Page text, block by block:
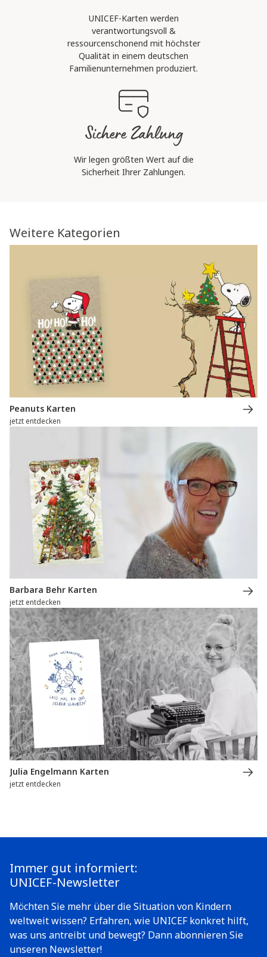
UNICEF-Karten werden
verantwortungsvoll &
ressourcenschonend mit höchster
Qualität in einem deutschen
Familienunternehmen produziert.
Sichere Zahlung
Wir legen größten Wert auf die
Sicherheit Ihrer Zahlungen.
Weitere Kategorien
Peanuts Karten
jetzt entdecken
Barbara Behr Karten
jetzt entdecken
Julia Engelmann Karten
jetzt entdecken
Immer gut informiert:
UNICEF-Newsletter
Möchten Sie mehr über die Situation von Kindern
weltweit wissen? Erfahren, wie UNICEF konkret hilft,
was uns antreibt und bewegt? Dann abonnieren Sie
unseren Newsletter!